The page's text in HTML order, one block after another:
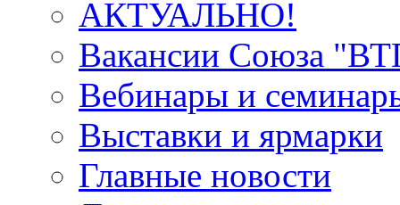
АКТУАЛЬНО!
Вакансии Союза
Вебинары и
Выставки и ярмарки
Главные новости